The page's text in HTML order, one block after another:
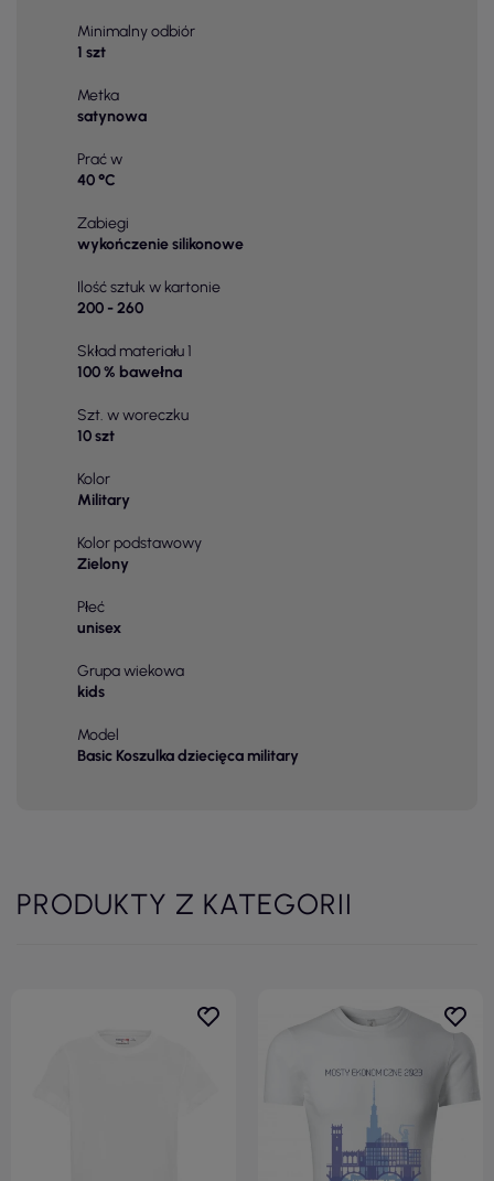
Minimalny odbiór
1 szt
Metka
satynowa
Prać w
40 °C
Zabiegi
wykończenie silikonowe
Ilość sztuk w kartonie
200 - 260
Skład materiału 1
100 % bawełna
Szt. w woreczku
10 szt
Kolor
Military
Kolor podstawowy
Zielony
Płeć
unisex
Grupa wiekowa
kids
Model
Basic Koszulka dziecięca military
PRODUKTY Z KATEGORII